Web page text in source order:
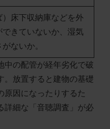
）床下収納庫などを外
できていないか、湿気
ないか。
中の配管が経年劣化で破
。放置すると建物の基礎
原因になったりするた
詳細な「音聴調査」が必